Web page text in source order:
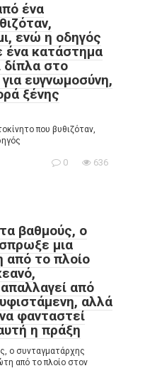
ένα
ενώ η οδηγός
ένα κατάστημα
δίπλα στο
ευγνωμοσύνη,
ξένης
που βυθιζόταν,
0 636
βαθμούς, ο
μια
από το πλοίο
από
αλλά
φανταστεί
η πράξη
ο συνταγματάρχης
από το πλοίο στον